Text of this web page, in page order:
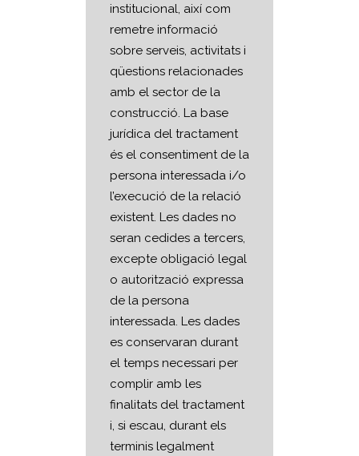
institucional, així com
remetre informació
sobre serveis, activitats i
qüestions relacionades
amb el sector de la
construcció. La base
jurídica del tractament
és el consentiment de la
persona interessada i/o
l’execució de la relació
existent. Les dades no
seran cedides a tercers,
excepte obligació legal
o autorització expressa
de la persona
interessada. Les dades
es conservaran durant
el temps necessari per
complir amb les
finalitats del tractament
i, si escau, durant els
terminis legalment